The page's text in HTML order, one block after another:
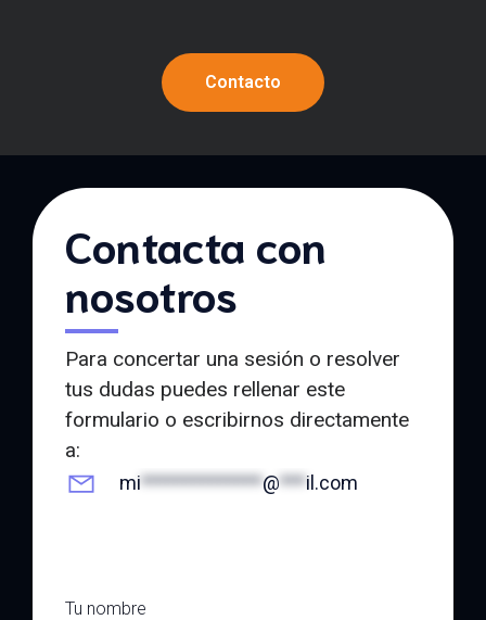
Contacto
Contacta con
nosotros
Para concertar una sesión o resolver
tus dudas puedes rellenar este
formulario o escribirnos directamente
a:
mi**************@***il.com
Tu nombre